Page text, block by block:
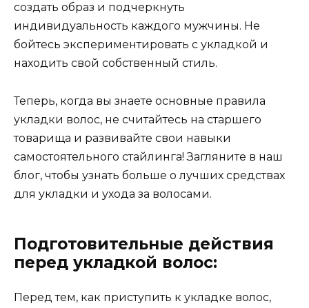
создать образ и подчеркнуть
индивидуальность каждого мужчины. Не
бойтесь экспериментировать с укладкой и
находить свой собственный стиль.
Теперь, когда вы знаете основные правила
укладки волос, не считайтесь на старшего
товарища и развивайте свои навыки
самостоятельного стайлинга! Загляните в наш
блог, чтобы узнать больше о лучших средствах
для укладки и ухода за волосами.
Подготовительные действия
перед укладкой волос:
Перед тем, как приступить к укладке волос,